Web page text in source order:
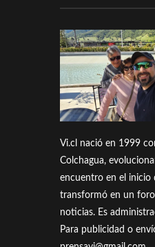
Vi.cl nació en 1999
Colchagua,
encuentro en el inicio
transformó en un
noticias. Es
Para publicidad o